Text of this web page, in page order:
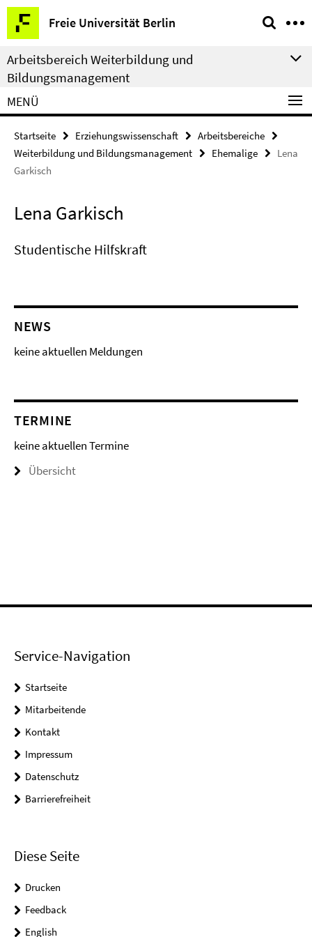
Springe
direkt
zu
Inhalt
Freie Universität Berlin
Service-
Navigation
Arbeitsbereich Weiterbildung und
Bildungsmanagement
MENÜ
Startseite Erziehungswissenschaft
Arbeitsbereiche
Weiterbildung und Bildungsmanagement
Ehemalige
Lena
Garkisch
Lena Garkisch
Studentische Hilfskraft
NEWS
keine aktuellen Meldungen
TERMINE
keine aktuellen Termine
Übersicht
Service-Navigation
Startseite
Mitarbeitende
Kontakt
Impressum
Datenschutz
Barrierefreiheit
Diese Seite
Drucken
Feedback
English